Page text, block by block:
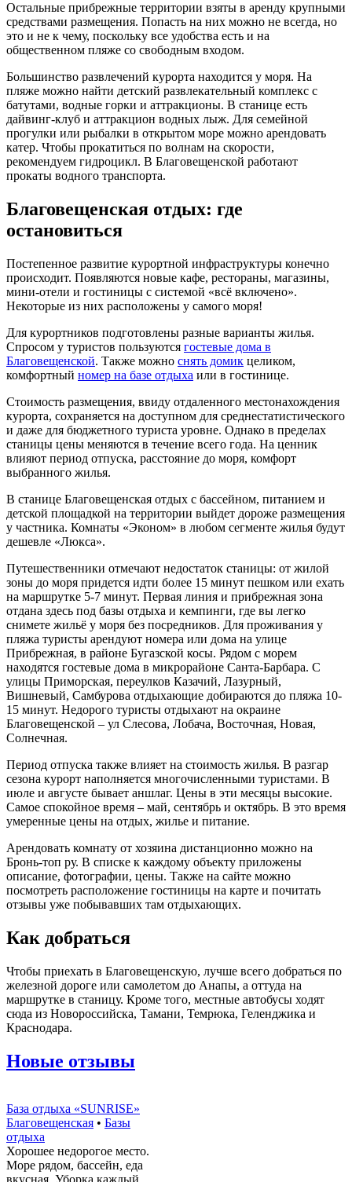
Остальные прибрежные территории взяты в аренду крупными
средствами размещения. Попасть на них можно не всегда, но
это и не к чему, поскольку все удобства есть и на
общественном пляже со свободным входом.
Большинство развлечений курорта находится у моря. На
пляже можно найти детский развлекательный комплекс с
батутами, водные горки и аттракционы. В станице есть
дайвинг-клуб и аттракцион водных лыж. Для семейной
прогулки или рыбалки в открытом море можно арендовать
катер. Чтобы прокатиться по волнам на скорости,
рекомендуем гидроцикл. В Благовещенской работают
прокаты водного транспорта.
Благовещенская отдых: где
остановиться
Постепенное развитие курортной инфраструктуры конечно
происходит. Появляются новые кафе, рестораны, магазины,
мини-отели и гостиницы с системой «всё включено».
Некоторые из них расположены у самого моря!
Для курортников подготовлены разные варианты жилья.
Спросом у туристов пользуются гостевые дома в
Благовещенской. Также можно снять домик целиком,
комфортный номер на базе отдыха или в гостинице.
Стоимость размещения, ввиду отдаленного местонахождения
курорта, сохраняется на доступном для среднестатистического
и даже для бюджетного туриста уровне. Однако в пределах
станицы цены меняются в течение всего года. На ценник
влияют период отпуска, расстояние до моря, комфорт
выбранного жилья.
В станице Благовещенская отдых с бассейном, питанием и
детской площадкой на территории выйдет дороже размещения
у частника. Комнаты «Эконом» в любом сегменте жилья будут
дешевле «Люкса».
Путешественники отмечают недостаток станицы: от жилой
зоны до моря придется идти более 15 минут пешком или ехать
на маршрутке 5-7 минут. Первая линия и прибрежная зона
отдана здесь под базы отдыха и кемпинги, где вы легко
снимете жильё у моря без посредников. Для проживания у
пляжа туристы арендуют номера или дома на улице
Прибрежная, в районе Бугазской косы. Рядом с морем
находятся гостевые дома в микрорайоне Санта-Барбара. С
улицы Приморская, переулков Казачий, Лазурный,
Вишневый, Самбурова отдыхающие добираются до пляжа 10-
15 минут. Недорого туристы отдыхают на окраине
Благовещенской – ул Слесова, Лобача, Восточная, Новая,
Солнечная.
Период отпуска также влияет на стоимость жилья. В разгар
сезона курорт наполняется многочисленными туристами. В
июле и августе бывает аншлаг. Цены в эти месяцы высокие.
Самое спокойное время – май, сентябрь и октябрь. В это время
умеренные цены на отдых, жилье и питание.
Арендовать комнату от хозяина дистанционно можно на
Бронь-топ ру. В списке к каждому объекту приложены
описание, фотографии, цены. Также на сайте можно
посмотреть расположение гостиницы на карте и почитать
отзывы уже побывавших там отдыхающих.
Как добраться
Чтобы приехать в Благовещенскую, лучше всего добраться по
железной дороге или самолетом до Анапы, а оттуда на
маршрутке в станицу. Кроме того, местные автобусы ходят
сюда из Новороссийска, Тамани, Темрюка, Геленджика и
Краснодара.
Новые отзывы
База отдыха «SUNRISE»
Благовещенская • Базы
отдыха
Хорошее недорогое место.
Море рядом, бассейн, еда
вкусная. Уборка каждый